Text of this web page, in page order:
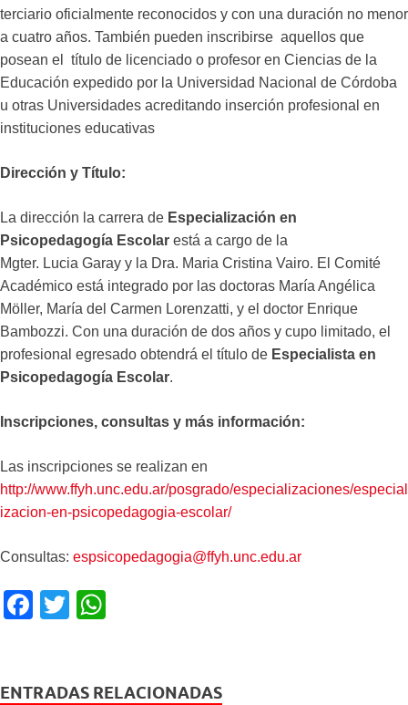
terciario oficialmente reconocidos y con una duración no menor
a cuatro años. También pueden inscribirse aquellos que
posean el título de licenciado o profesor en Ciencias de la
Educación expedido por la Universidad Nacional de Córdoba
u otras Universidades acreditando inserción profesional en
instituciones educativas
Dirección y Título:
La dirección la carrera de Especialización en
Psicopedagogía Escolar está a cargo de la
Mgter. Lucia Garay y la Dra. Maria Cristina Vairo. El Comité
Académico está integrado por las doctoras María Angélica
Möller, María del Carmen Lorenzatti, y el doctor Enrique
Bambozzi. Con una duración de dos años y cupo limitado, el
profesional egresado obtendrá el título de Especialista en
Psicopedagogía Escolar.
Inscripciones, consultas y más información:
Las inscripciones se realizan en
http://www.ffyh.unc.edu.ar/posgrado/especializaciones/especial
izacion-en-psicopedagogia-escolar/
Consultas: espsicopedagogia@ffyh.unc.edu.ar
F
e
T
er s
ENTRADAS RELACIONADAS